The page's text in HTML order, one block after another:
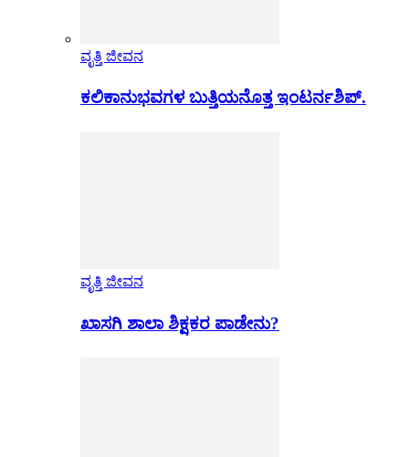
ವೃತ್ತಿ ಜೀವನ
ಕಲಿಕಾನುಭವಗಳ ಬುತ್ತಿಯನೊತ್ತ ಇಂಟರ್ನಶಿಪ್.
ವೃತ್ತಿ ಜೀವನ
ಖಾಸಗಿ ಶಾಲಾ ಶಿಕ್ಷಕರ ಪಾಡೇನು?